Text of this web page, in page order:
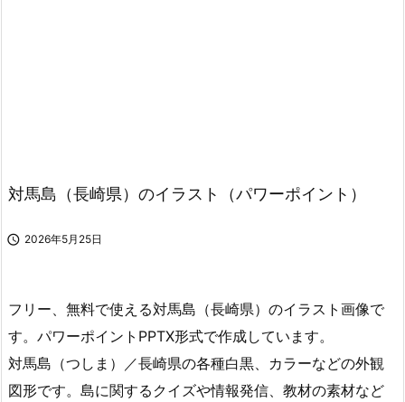
対馬島（長崎県）のイラスト（パワーポイント）
 2026年5月25日
フリー、無料で使える対馬島（長崎県）のイラスト画像で
す。パワーポイントPPTX形式で作成しています。
対馬島（つしま）／長崎県の各種白黒、カラーなどの外観
図形です。島に関するクイズや情報発信、教材の素材など